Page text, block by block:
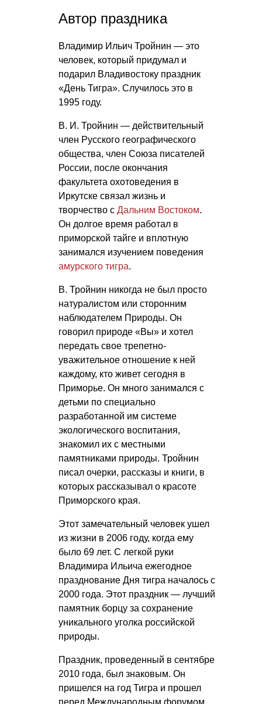
Автор праздника
Владимир Ильич Тройнин — это
человек, который придумал и
подарил Владивостоку праздник
«День Тигра». Случилось это в
1995 году.
В. И. Тройнин — действительный
член Русского географического
общества, член Союза писателей
России, после окончания
факультета охотоведения в
Иркутске связал жизнь и
творчество с Дальним Востоком.
Он долгое время работал в
приморской тайге и вплотную
занимался изучением поведения
амурского тигра.
В. Тройнин никогда не был просто
натуралистом или сторонним
наблюдателем Природы. Он
говорил природе «Вы» и хотел
передать свое трепетно-
уважительное отношение к ней
каждому, кто живет сегодня в
Приморье. Он много занимался с
детьми по специально
разработанной им системе
экологического воспитания,
знакомил их с местными
памятниками природы. Тройнин
писал очерки, рассказы и книги, в
которых рассказывал о красоте
Приморского края.
Этот замечательный человек ушел
из жизни в 2006 году, когда ему
было 69 лет. С легкой руки
Владимира Ильича ежегодное
празднование Дня тигра началось с
2000 года. Этот праздник — лучший
памятник борцу за сохранение
уникального уголка российской
природы.
Праздник, проведенный в сентябре
2010 года, был знаковым. Он
пришелся на год Тигра и прошел